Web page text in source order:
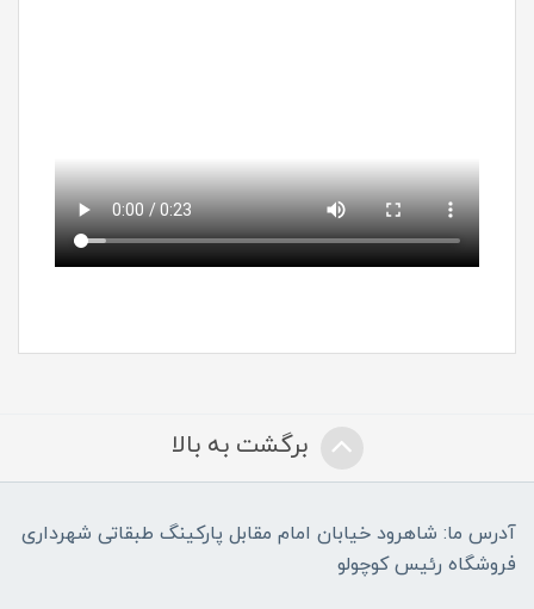
برگشت به بالا
آدرس ما: شاهرود خیابان امام مقابل پارکینگ طبقاتی شهرداری
فروشگاه رئیس کوچولو